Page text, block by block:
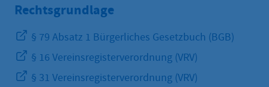
Rechtsgrundlage
§ 79 Absatz 1 Bürgerliches Gesetzbuch (BGB)
§ 16 Vereinsregisterverordnung (VRV)
§ 31 Vereinsregisterverordnung (VRV)